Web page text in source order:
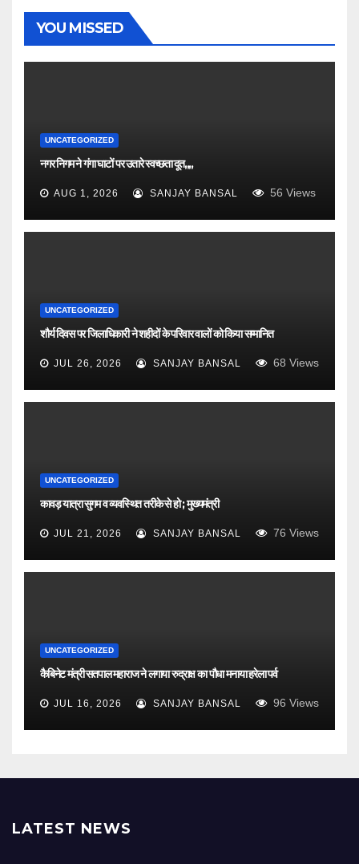
YOU MISSED
UNCATEGORIZED
नगर निगम ने गंगा घाटों पर उतारे स्वच्छता दूत,,,,
AUG 1, 2026 SANJAY BANSAL 56 Views
UNCATEGORIZED
शौर्य दिवस पर जिलाधिकारी ने शहीदों के परिवार वालों को किया सम्मानित
JUL 26, 2026 SANJAY BANSAL 68 Views
UNCATEGORIZED
कावड़ यात्रा सुगम व व्यवस्थित तरीके से हो ; मुख्यमंत्री
JUL 21, 2026 SANJAY BANSAL 76 Views
UNCATEGORIZED
कैबिनेट मंत्री सतपाल महाराज ने लगाया रुद्राक्ष का पौधा मनाया हरेला पर्व
JUL 16, 2026 SANJAY BANSAL 96 Views
LATEST NEWS